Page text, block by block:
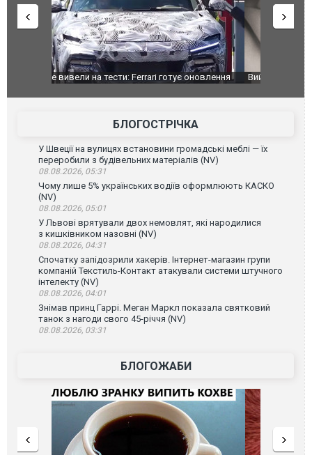
Вийшов трейлер нової екранізації легендарного
БЛОГОСТРІЧКА
У Швеції на вулицях встановини громадські меблі — їх
переробили з будівельних матеріалів (NV)
08.08.2026, 05:31
Чому лише 5% українських водіїв оформлюють КАСКО
(NV)
08.08.2026, 05:01
У Львові врятували двох немовлят, які народилися
з кишківником назовні (NV)
08.08.2026, 04:31
Спочатку запідозрили хакерів. Інтернет-магазин групи
компаній Текстиль-Контакт атакували системи штучного
інтелекту (NV)
08.08.2026, 04:01
Знімав принц Гаррі. Меган Маркл показала святковий
танок з нагоди свого 45-річчя (NV)
08.08.2026, 03:31
БЛОГОЖАБИ